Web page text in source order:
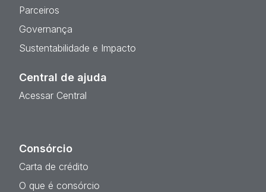
Parceiros
Governança
Sustentabilidade e Impacto
Central de ajuda
Acessar Central
Consórcio
Carta de crédito
O que é consórcio